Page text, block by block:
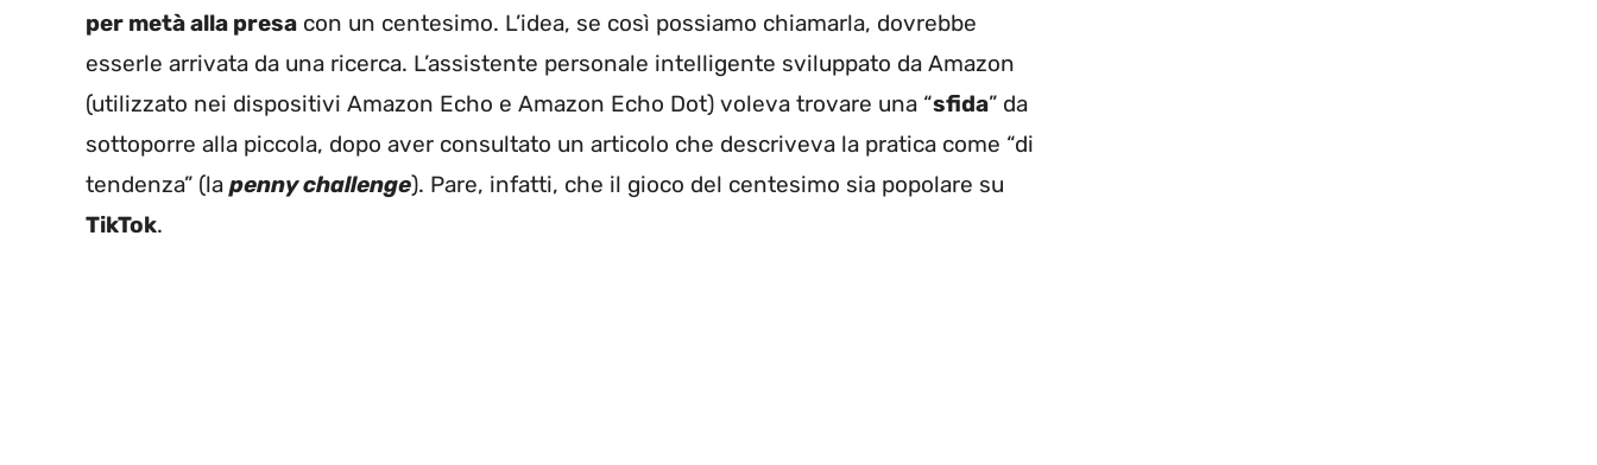
per metà alla presa con un centesimo. L’idea, se così possiamo chiamarla, dovrebbe
esserle arrivata da una ricerca. L’assistente personale intelligente sviluppato da Amazon
(utilizzato nei dispositivi Amazon Echo e Amazon Echo Dot) voleva trovare una “sfida” da
sottoporre alla piccola, dopo aver consultato un articolo che descriveva la pratica come “di
tendenza” (la penny challenge). Pare, infatti, che il gioco del centesimo sia popolare su
TikTok.